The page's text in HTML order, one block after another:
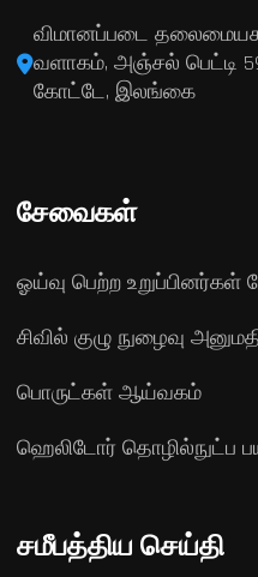
விமானப்படை
வளாகம், அஞ்சல் பெட்டி
கோட்டே, இலங்கை
சேவைகள்
ஓய்வு பெற்ற உறுப்பினர்கள்
சிவில் குழு நுழைவு
பொருட்கள் ஆய்வகம்
ஹெலிடோர் தொழில்நுட்ப
சமீபத்திய செய்தி